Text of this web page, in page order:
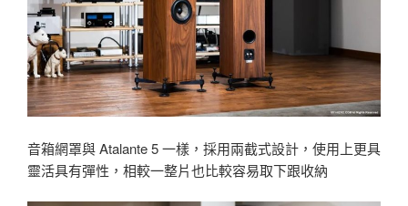
音箱網罩與 Atalante 5 一樣，採用兩截式設計，使用上更具
靈活具有彈性，相較一整片也比較容易取下跟收納